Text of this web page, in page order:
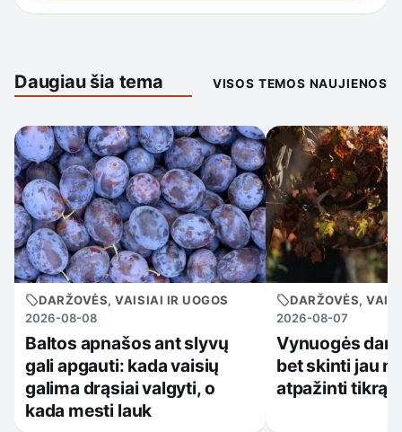
Daugiau šia tema VISOS TEMOS NAUJIENOS
DARŽOVĖS, VAISIAI IR UOGOS
2026-08-08
Baltos apnašos ant slyvų
gali apgauti: kada vaisių
galima drąsiai valgyti, o
kada mesti lauk
DARŽOVĖS,
2026-08-07
Vynuogės dar
bet skinti jau
atpažinti tikrą